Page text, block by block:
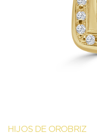
HIJOS DE OROBRIZ